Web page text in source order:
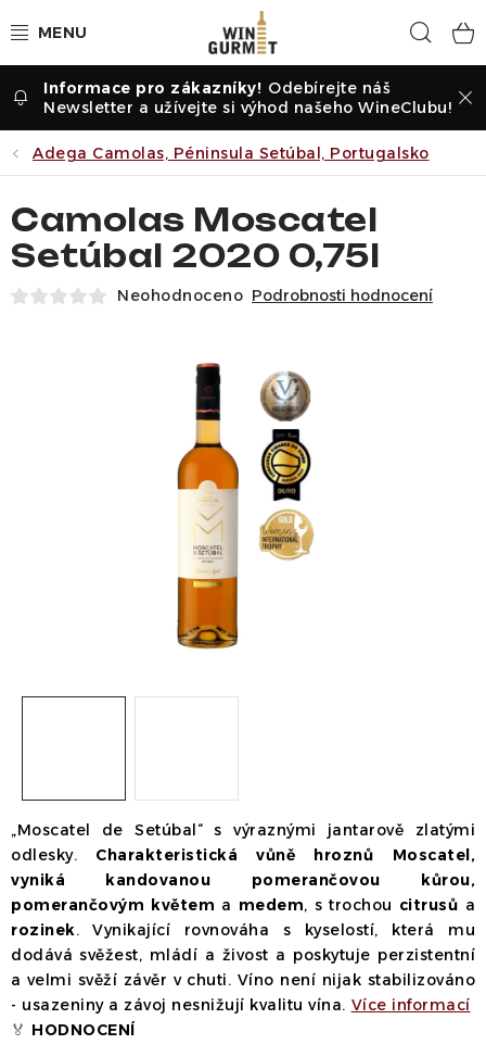
na
Vína dle druhu
Vína dle příležitosti
Dle vinařství
Vína dle země
Vinné zážitky
Odebírejte náš
Newsletter a užívejte si výhod našeho WineClubu!
Adega Camolas, Péninsula Setúbal, Portugalsko
„Moscatel de Setúbal“ s výraznými jantarově zlatými
odlesky. Charakteristická vůně hroznů Moscatel,
vyniká kandovanou pomerančovou kůrou,
pomerančovým květem a medem, s trochou citrusů a
rozinek. Vynikající rovnováha s kyselostí, která mu
dodává svěžest, mládí a živost a poskytuje perzistentní
a velmi svěží závěr v chuti. Víno není nijak stabilizováno
- usazeniny a závoj nesnižují kvalitu vína. Více informací
🏅 HODNOCENÍ
Camolas Moscatel
Setúbal 2020 0,75l
Neohodnoceno Podrobnosti hodnocení